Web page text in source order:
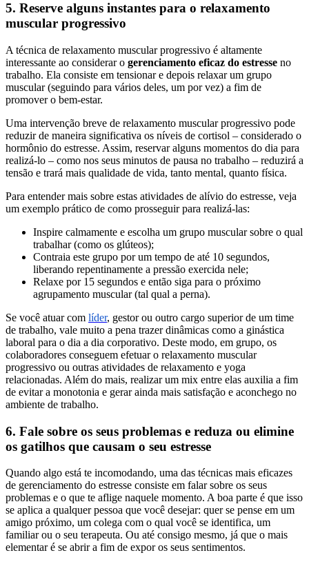
5. Reserve alguns instantes para o relaxamento
muscular progressivo
A técnica de relaxamento muscular progressivo é altamente
interessante ao considerar o gerenciamento eficaz do estresse no
trabalho. Ela consiste em tensionar e depois relaxar um grupo
muscular (seguindo para vários deles, um por vez) a fim de
promover o bem-estar.
Uma intervenção breve de relaxamento muscular progressivo pode
reduzir de maneira significativa os níveis de cortisol – considerado o
hormônio do estresse. Assim, reservar alguns momentos do dia para
realizá-lo – como nos seus minutos de pausa no trabalho – reduzirá a
tensão e trará mais qualidade de vida, tanto mental, quanto física.
Para entender mais sobre estas atividades de alívio do estresse, veja
um exemplo prático de como prosseguir para realizá-las:
Inspire calmamente e escolha um grupo muscular sobre o qual
trabalhar (como os glúteos);
Contraia este grupo por um tempo de até 10 segundos,
liberando repentinamente a pressão exercida nele;
Relaxe por 15 segundos e então siga para o próximo
agrupamento muscular (tal qual a perna).
Se você atuar com líder, gestor ou outro cargo superior de um time
de trabalho, vale muito a pena trazer dinâmicas como a ginástica
laboral para o dia a dia corporativo. Deste modo, em grupo, os
colaboradores conseguem efetuar o relaxamento muscular
progressivo ou outras atividades de relaxamento e yoga
relacionadas. Além do mais, realizar um mix entre elas auxilia a fim
de evitar a monotonia e gerar ainda mais satisfação e aconchego no
ambiente de trabalho.
6. Fale sobre os seus problemas e reduza ou elimine
os gatilhos que causam o seu estresse
Quando algo está te incomodando, uma das técnicas mais eficazes
de gerenciamento do estresse consiste em falar sobre os seus
problemas e o que te aflige naquele momento. A boa parte é que isso
se aplica a qualquer pessoa que você desejar: quer se pense em um
amigo próximo, um colega com o qual você se identifica, um
familiar ou o seu terapeuta. Ou até consigo mesmo, já que o mais
elementar é se abrir a fim de expor os seus sentimentos.